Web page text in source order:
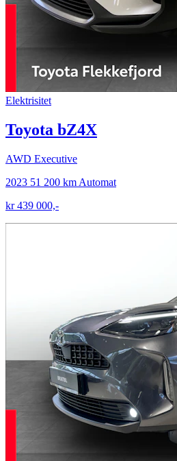
Elektrisitet
Toyota bZ4X
AWD Executive
2023 51 200 km Automat
kr 439 000,-